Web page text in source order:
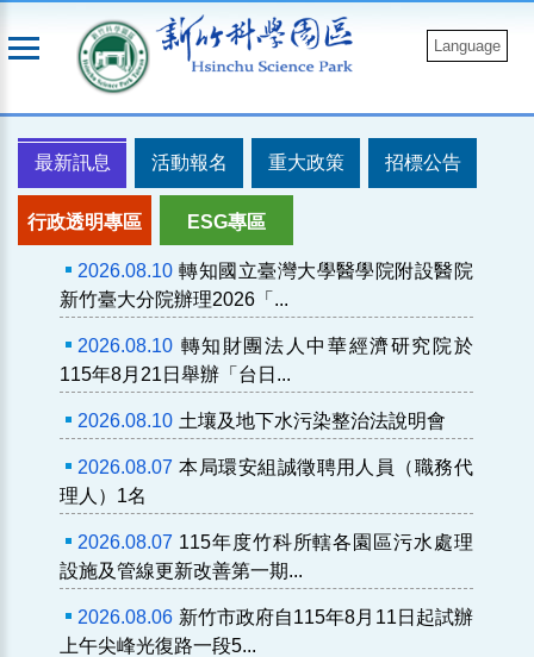
到
Language
最新訊息 活動報名 重大政策 招標公告
行政透明專區 ESG專區
2026.08.10 轉知國立臺灣大學醫學院附設醫院
新竹臺大分院辦理2026「...
2026.08.10 轉知財團法人中華經濟研究院於
115年8月21日舉辦「台日...
2026.08.10 土壤及地下水污染整治法說明會
2026.08.07 本局環安組誠徵聘用人員（職務代
理人）1名
2026.08.07 115年度竹科所轄各園區污水處理
設施及管線更新改善第一期...
2026.08.06 新竹市政府自115年8月11日起試辦
上午尖峰光復路一段5...